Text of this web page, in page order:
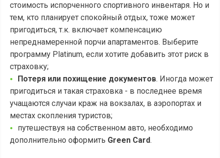
стоимость испорченного спортивного инвентаря. Но и
тем, кто планирует спокойный отдых, тоже может
пригодиться, т.к. включает компенсацию
непреднамеренной порчи апартаментов. Выберите
программу Platinum, если хотите добавить этот риск в
страховку;
Потеря или похищение документов. Иногда может
пригодиться и такая страховка - в последнее время
учащаются случаи краж на вокзалах, в аэропортах и
местах скопления туристов;
путешествуя на собственном авто, необходимо
дополнительно оформить Green Card.